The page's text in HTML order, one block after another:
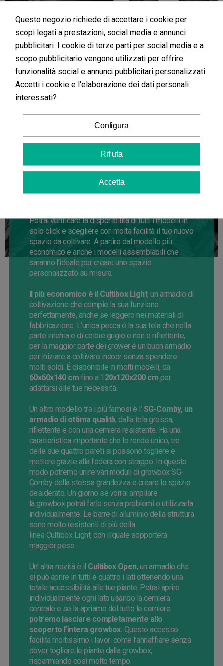
Growbox Cultibox
Potrai verificare la disponibilità di tutti i modelli in
solo click e scegliere con molta facilità il tuo nuovo
spazio da coltivare. A partire dal modello più
economico e anche i modelli assemblabili che
saranno l’ideale per creare uno spazio
personalizzato su misura.
Il più economico è il Cultibox Light, un armadio di
coltivazione che compie la sua funzione
perfettamente, anche se leggero nei materiali di
fabbricazione. L’unica pecca é la sua tela che nella
parte interna é di colore grigio e non é riflettente,
per la maggior parte dei grower é un buon armadio
per iniziare a coltivare indoor senza spendere
molti soldi. É disponibile in molti modelli, da
60x60x140 cm fino a 1 20x120x200 cm per
adattarsi alle tue necessità.
Un altro modello tra i più famosi è l’ SG-Comby, un
armadio di ottima qualità, dalla tela grossa,
riflettente e con una cerniera resistente. Ha una
caratteristica importante che lo rende unico, tre
delle sue quattro pareti si possono togliere e
mettere grazie alla fodera con strappo. In questo
modo potremo unire vari moduli digrowboxSG-
Comby della stessa grandezza e creare lo spazio
desiderato. Un giorno se vorrai ampliare
lagrowboxpotrai farlo senza problemi o utilizzarla
individualmente. Le barre di alluminio della struttura
sono molto resistenti di più della
lineaCultibox Light, con il quale sopporterà
maggior peso.
Un’ altra novità è il CultiboxOpen, un armadio che
si può aprire in tutti e quattro i lati ottenendo una
totale accessibilità alle tue piante. Potrai aprire
individualmente ogni lato usando la cerniera
centrale e se la apriamo del tutto le cerniere
potremo lasciare completamente allo
scoperto l’intera growbox. Questo accesso
facilita moltissimo i lavori come l’annaffiare senza
dover togliere le piante dallagrowbox,
risparmiando così molto tempo.
Questo negozio richiede di accettare i cookie per
scopi legati a prestazioni, social media e annunci
pubblicitari. I cookie di terze parti per social media e a
scopo pubblicitario vengono utilizzati per offrire
funzionalità social e annunci pubblicitari personalizzati.
Accetti i cookie e l'elaborazione dei dati personali
interessati?
Configura
Rifiuta
Accetta